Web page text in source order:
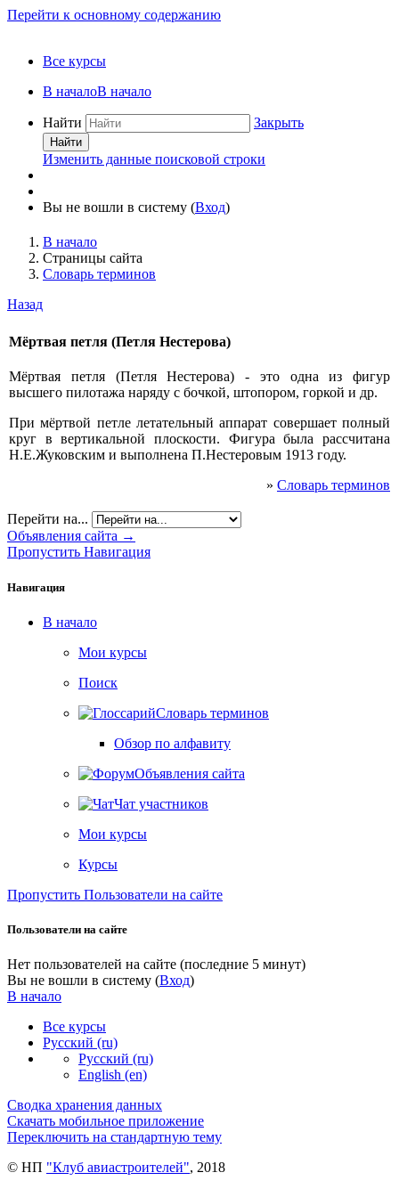
Перейти к основному содержанию
Все курсы
В началоВ начало
Найти Закрыть
Найти
Изменить данные поисковой строки
Вы не вошли в систему (Вход)
В начало
Страницы сайта
Словарь терминов
Назад
Мёртвая петля (Петля Нестерова)
Мёртвая петля (Петля Нестерова) - это одна из фигур
высшего пилотажа наряду с бочкой, штопором, горкой и др.
При мёртвой петле летательный аппарат совершает полный
круг в вертикальной плоскости. Фигура была рассчитана
Н.Е.Жуковским и выполнена П.Нестеровым 1913 году.
» Словарь терминов
Перейти на...
Объявления сайта →
Пропустить Навигация
Навигация
В начало
Мои курсы
Поиск
Словарь терминов
Обзор по алфавиту
Объявления сайта
Чат участников
Мои курсы
Курсы
Пропустить Пользователи на сайте
Пользователи на сайте
Нет пользователей на сайте (последние 5 минут)
Вы не вошли в систему (Вход)
В начало
Все курсы
Русский ‎(ru)‎
Русский ‎(ru)‎
English ‎(en)‎
Сводка хранения данных
Скачать мобильное приложение
Переключить на стандартную тему
© НП "Клуб авиастроителей", 2018